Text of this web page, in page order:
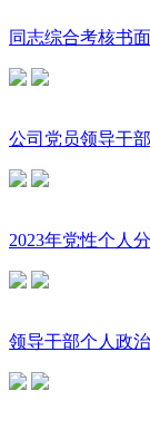
同志综合考核书
公司党员领导干
2023年党性个人
领导干部个人政